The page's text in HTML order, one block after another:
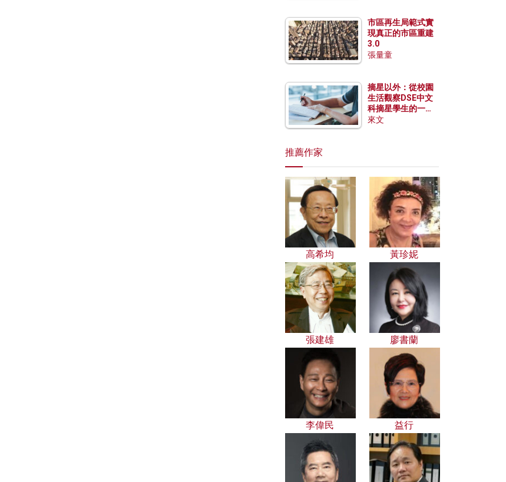
市區再生局範式實
現真正的市區重建
3.0
張量童
摘星以外：從校園
生活觀察DSE中文
科摘星學生的一點
特質
來文
推薦作家
高希均 黃珍妮
張建雄 廖書蘭
李偉民 益行